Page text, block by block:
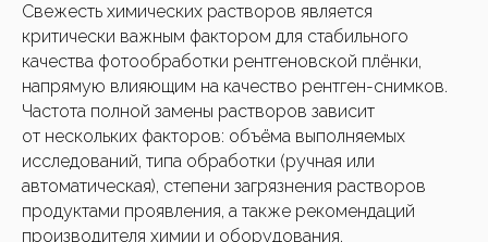
Свежесть химических растворов является
критически важным фактором для стабильного
качества фотообработки рентгеновской плёнки,
напрямую влияющим на качество рентген-снимков.
Частота полной замены растворов зависит
от нескольких факторов: объёма выполняемых
исследований, типа обработки (ручная или
автоматическая), степени загрязнения растворов
продуктами проявления, а также рекомендаций
производителя химии и оборудования.
Нажимая кнопку, вы соглашаетесь с
политикой конфиденциальности
Задать вопрос